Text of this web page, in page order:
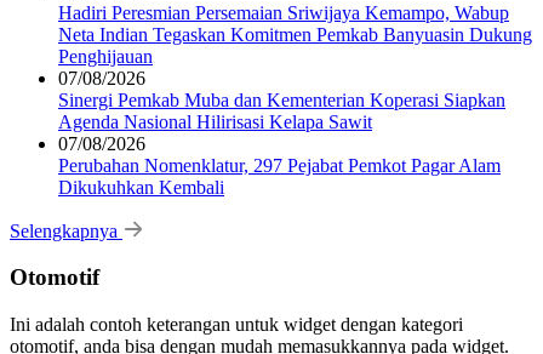
Hadiri Peresmian Persemaian Sriwijaya Kemampo, Wabup
Neta Indian Tegaskan Komitmen Pemkab Banyuasin Dukung
Penghijauan
07/08/2026
Sinergi Pemkab Muba dan Kementerian Koperasi Siapkan
Agenda Nasional Hilirisasi Kelapa Sawit
07/08/2026
Perubahan Nomenklatur, 297 Pejabat Pemkot Pagar Alam
Dikukuhkan Kembali
Selengkapnya
Otomotif
Ini adalah contoh keterangan untuk widget dengan kategori
otomotif, anda bisa dengan mudah memasukkannya pada widget.